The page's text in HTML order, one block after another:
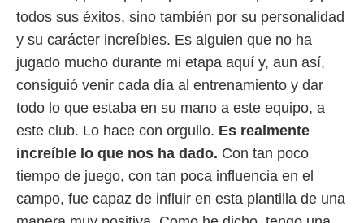
como
este sitio
IP
de
posible
traten tus
en
a lo que
Para
todos sus éxitos, sino también por su personalidad
y su carácter increíbles. Es alguien que no ha
jugado mucho durante mi etapa aquí y, aun así,
consiguió venir cada día al entrenamiento y dar
todo lo que estaba en su mano a este equipo, a
este club. Lo hace con orgullo. Es realmente
increíble lo que nos ha dado. Con tan poco
tiempo de juego, con tan poca influencia en el
campo, fue capaz de influir en esta plantilla de una